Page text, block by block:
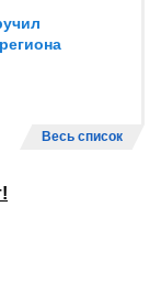
Весь список